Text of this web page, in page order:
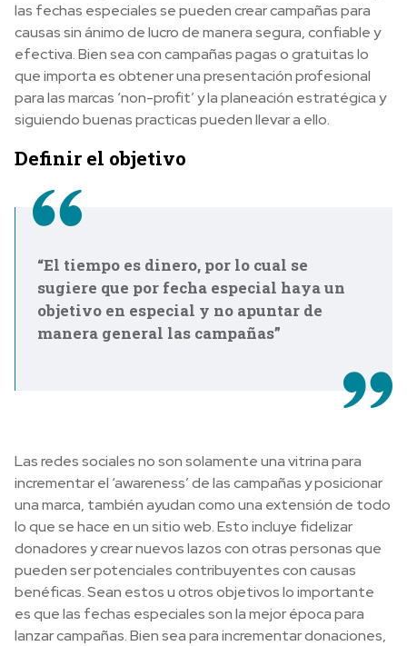
las fechas especiales se pueden crear campañas para
causas sin ánimo de lucro de manera segura, confiable y
efectiva. Bien sea con campañas pagas o gratuitas lo
que importa es obtener una presentación profesional
para las marcas ‘non-profit’ y la planeación estratégica y
siguiendo buenas practicas pueden llevar a ello.
Definir el objetivo
“El tiempo es dinero, por lo cual se
sugiere que por fecha especial haya un
objetivo en especial y no apuntar de
manera general las campañas”
Las redes sociales no son solamente una vitrina para
incrementar el ‘awareness’ de las campañas y posicionar
una marca, también ayudan como una extensión de todo
lo que se hace en un sitio web. Esto incluye fidelizar
donadores y crear nuevos lazos con otras personas que
pueden ser potenciales contribuyentes con causas
benéficas. Sean estos u otros objetivos lo importante
es que las fechas especiales son la mejor época para
lanzar campañas. Bien sea para incrementar donaciones,